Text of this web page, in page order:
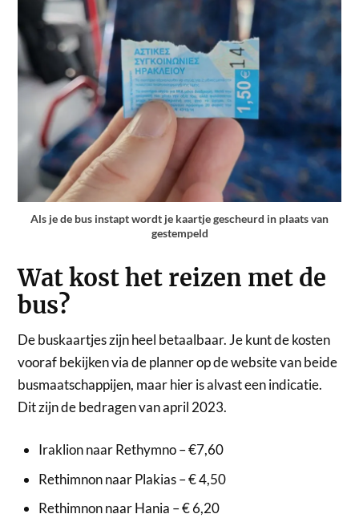
Als je de bus instapt wordt je kaartje gescheurd in plaats van
gestempeld
Wat kost het reizen met de
bus?
De buskaartjes zijn heel betaalbaar. Je kunt de kosten
vooraf bekijken via de planner op de website van beide
busmaatschappijen, maar hier is alvast een indicatie.
Dit zijn de bedragen van april 2023.
Iraklion naar Rethymno – €7,60
Rethimnon naar Plakias – € 4,50
Rethimnon naar Hania – € 6,20